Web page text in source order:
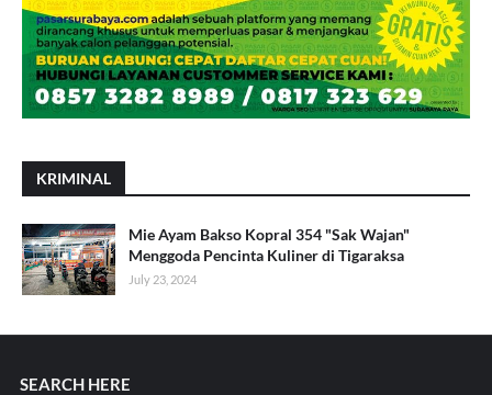
KRIMINAL
Mie Ayam Bakso Kopral 354 "Sak Wajan"
Menggoda Pencinta Kuliner di Tigaraksa
July 23, 2024
SEARCH HERE